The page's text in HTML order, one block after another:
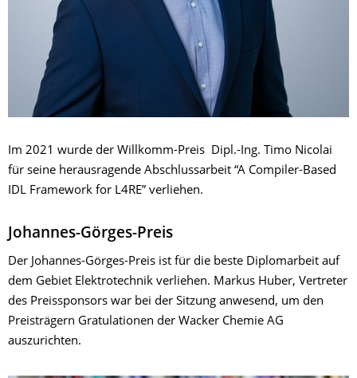
Im 2021 wurde der Willkomm-Preis Dipl.-Ing. Timo Nicolai
für seine herausragende Abschlussarbeit “A Compiler-Based
IDL Framework for L4RE” verliehen.
Johannes-Görges-Preis
Der Johannes-Görges-Preis ist für die beste Diplomarbeit auf
dem Gebiet Elektrotechnik verliehen. Markus Huber, Vertreter
des Preissponsors war bei der Sitzung anwesend, um den
Preisträgern Gratulationen der Wacker Chemie AG
auszurichten.